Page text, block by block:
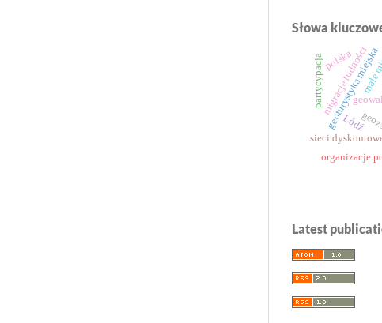
Słowa
geoturystyka miejska
migracje ludności
partycypacja
organizacje
Łódź
sieci
polska
Latest